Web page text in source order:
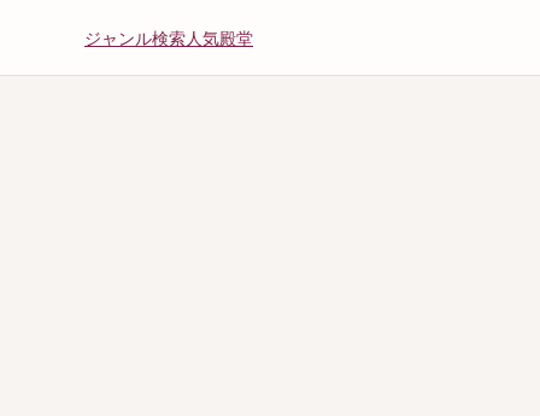
ジャンル検索人気殿堂